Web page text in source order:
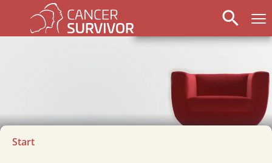
search
Start